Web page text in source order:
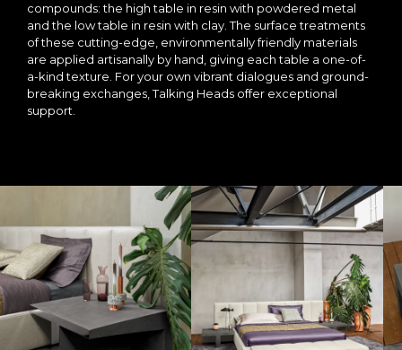
compounds: the high table in resin with powdered metal
and the low table in resin with clay. The surface treatments
of these cutting-edge, environmentally friendly materials
are applied artisanally by hand, giving each table a one-of-
a-kind texture. For your own vibrant dialogues and ground-
breaking exchanges, Talking Heads offer exceptional
support.